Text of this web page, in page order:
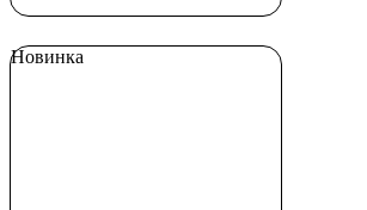
Новинка